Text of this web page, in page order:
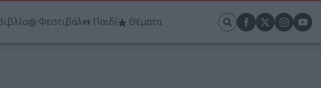
Φεστιβάλ Παιδί Θέματα